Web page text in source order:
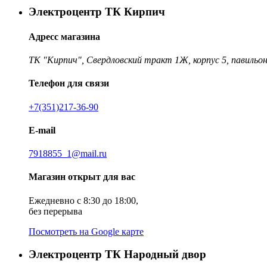
Электроцентр ТК Кирпич
Адресс магазина
ТК "Кирпич", Свердловский тракт 1Ж, корпус 5,
Телефон для связи
+7(351)217-36-90
E-mail
7918855_1@mail.ru
Магазин открыт для вас
Ежедневно с 8:30 до 18:00,
без перерыва
Посмотреть на Google карте
Электроцентр ТК Народный двор